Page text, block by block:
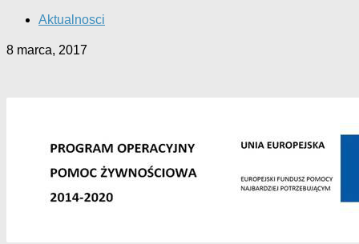
Aktualnosci
8 marca, 2017